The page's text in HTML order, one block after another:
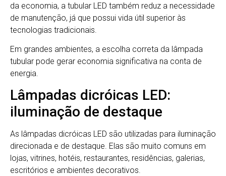
da economia, a tubular LED também reduz a necessidade
de manutenção, já que possui vida útil superior às
tecnologias tradicionais.
Em grandes ambientes, a escolha correta da lâmpada
tubular pode gerar economia significativa na conta de
energia.
Lâmpadas dicróicas LED:
iluminação de destaque
As lâmpadas dicróicas LED são utilizadas para iluminação
direcionada e de destaque. Elas são muito comuns em
lojas, vitrines, hotéis, restaurantes, residências, galerias,
escritórios e ambientes decorativos.